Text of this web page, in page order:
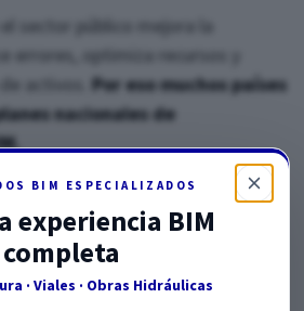
sector público mejora la
errores, optimiza recursos y
activos. Por eso muchos países
nacionales de
retos y
adopción
BIM ESPECIALIZADOS
experiencia BIM
completa
· Viales · Obras Hidráulicas